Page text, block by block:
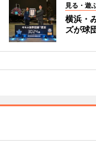
見る・遊
横浜・
ズが球